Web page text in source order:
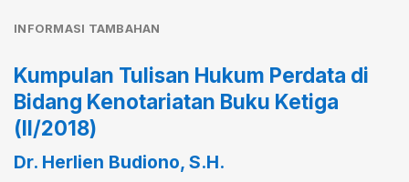
INFORMASI TAMBAHAN
Kumpulan Tulisan Hukum Perdata di
Bidang Kenotariatan Buku Ketiga
(II/2018)
Dr. Herlien Budiono, S.H.